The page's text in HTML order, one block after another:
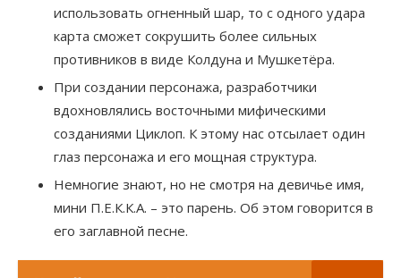
использовать огненный шар, то с одного удара
карта сможет сокрушить более сильных
противников в виде Колдуна и Мушкетёра.
При создании персонажа, разработчики
вдохновлялись восточными мифическими
созданиями Циклоп. К этому нас отсылает один
глаз персонажа и его мощная структура.
Немногие знают, но не смотря на девичье имя,
мини П.Е.К.К.А. – это парень. Об этом говорится в
его заглавной песне.